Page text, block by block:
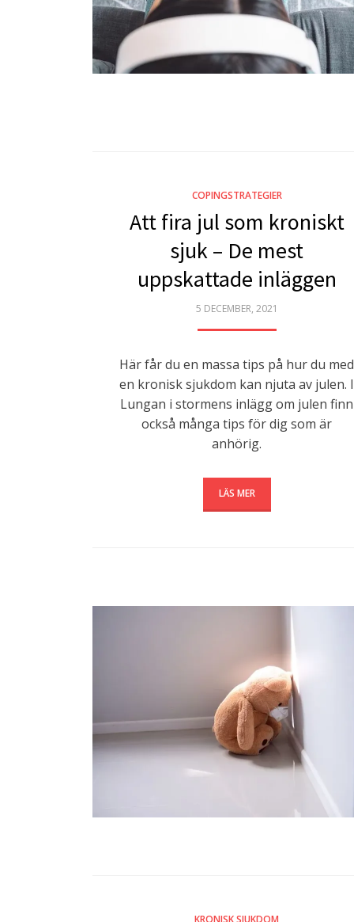
COPINGSTRATEGIER
Att fira jul som kroniskt
sjuk – De mest
uppskattade inläggen
POSTED
5 DECEMBER, 2021
Här får du en massa tips på hur du med
en kronisk sjukdom kan njuta av julen. I
Lungan i stormens inlägg om julen finn
också många tips för dig som är
anhörig.
LÄS MER
KRONISK SJUKDOM